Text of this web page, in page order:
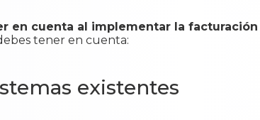
en cuenta al implementar la
tener en cuenta:
existentes